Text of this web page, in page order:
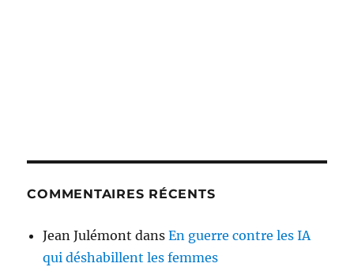
COMMENTAIRES RÉCENTS
Jean Julémont dansEn guerre contre les IA
qui déshabillent les femmes